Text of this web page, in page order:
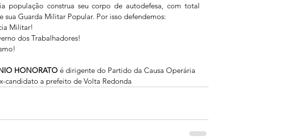
população construa seu corpo de autodefesa, com total
sua Guarda Militar Popular. Por isso defendemos:
Militar!
dos Trabalhadores!
HONORATO é dirigente do Partido da Causa Operária
candidato a prefeito de Volta Redonda